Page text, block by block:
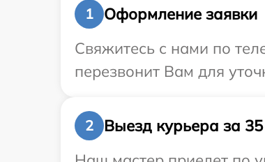
1
Оформление заявки
Свяжитесь с нами по
перезвонит Вам для
2
Выезд курьера за